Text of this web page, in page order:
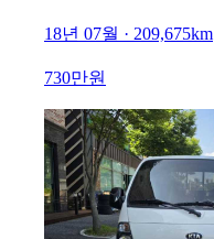
18년 07월 · 209,675km
730만원